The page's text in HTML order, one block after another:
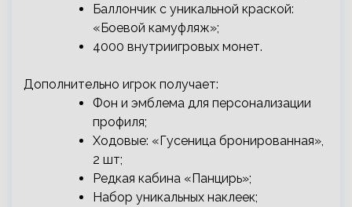
Баллончик с уникальной краской:
«Боевой камуфляж»;
4000 внутриигровых монет.
Дополнительно игрок получает:
Фон и эмблема для персонализации
профиля;
Ходовые: «Гусеница бронированная»,
2 шт;
Редкая кабина «Панцирь»;
Набор уникальных наклеек;